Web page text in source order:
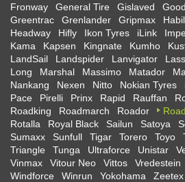
Fronway
General Tire Gislaved
Greentrac
Grenlander Gripmax
Headway
Hifly Ikon Tyres iLink
Kama
Kapsen Kingnate Kumho
LandSail
Landspider Lanvigator
Long
Marshal Massimo Matador
Nankang
Nexen Nitto Nokian Tyres
Pace
Pirelli Prinx Rapid Rauffan
Roadking
Roadmarch Roador
Rotalla
Royal Black Sailun Satoya
Sumaxx
Sunfull Tigar Torero Toyo
Triangle
Tunga Ultraforce Unistar
Vinmax
Vitour Neo Vittos Vredestein
Windforce
Winrun Yokohama Zeetex